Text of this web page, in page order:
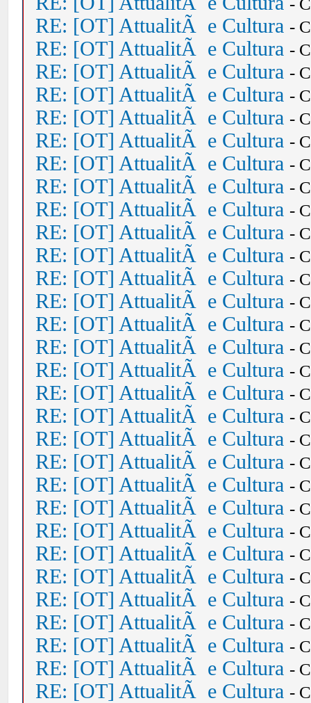
-
RE: [OT] AttualitÃ e Cultura -
RE: [OT] AttualitÃ e Cultura -
RE: [OT] AttualitÃ e Cultura -
RE: [OT] AttualitÃ e Cultura -
RE: [OT] AttualitÃ e Cultura -
RE: [OT] AttualitÃ e Cultura -
RE: [OT] AttualitÃ e Cultura -
RE: [OT] AttualitÃ e Cultura -
RE: [OT] AttualitÃ e Cultura -
RE: [OT] AttualitÃ e Cultura -
RE: [OT] AttualitÃ e Cultura -
RE: [OT] AttualitÃ e Cultura -
RE: [OT] AttualitÃ e Cultura -
RE: [OT] AttualitÃ e Cultura -
RE: [OT] AttualitÃ e Cultura -
RE: [OT] AttualitÃ e Cultura -
RE: [OT] AttualitÃ e Cultura -
RE: [OT] AttualitÃ e Cultura -
RE: [OT] AttualitÃ e Cultura -
RE: [OT] AttualitÃ e Cultura -
RE: [OT] AttualitÃ e Cultura -
RE: [OT] AttualitÃ e Cultura -
RE: [OT] AttualitÃ e Cultura -
RE: [OT] AttualitÃ e Cultura -
RE: [OT] AttualitÃ e Cultura -
RE: [OT] AttualitÃ e Cultura -
RE: [OT] AttualitÃ e Cultura -
RE: [OT] AttualitÃ e Cultura -
RE: [OT] AttualitÃ e Cultura -
RE: [OT] AttualitÃ e Cultura -